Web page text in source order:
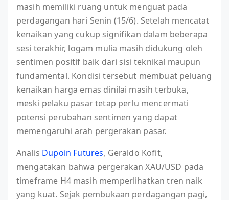
masih memiliki ruang untuk menguat pada
perdagangan hari Senin (15/6). Setelah mencatat
kenaikan yang cukup signifikan dalam beberapa
sesi terakhir, logam mulia masih didukung oleh
sentimen positif baik dari sisi teknikal maupun
fundamental. Kondisi tersebut membuat peluang
kenaikan harga emas dinilai masih terbuka,
meski pelaku pasar tetap perlu mencermati
potensi perubahan sentimen yang dapat
memengaruhi arah pergerakan pasar.
Analis Dupoin Futures, Geraldo Kofit,
mengatakan bahwa pergerakan XAU/USD pada
timeframe H4 masih memperlihatkan tren naik
yang kuat. Sejak pembukaan perdagangan pagi,